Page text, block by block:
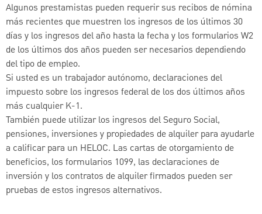
Algunos prestamistas pueden requerir sus recibos de nómina
más recientes que muestren los ingresos de los últimos 30
días y los ingresos del año hasta la fecha y los formularios W2
de los últimos dos años pueden ser necesarios dependiendo
del tipo de empleo.
Si usted es un trabajador autónomo, declaraciones del
impuesto sobre los ingresos federal de los dos últimos años
más cualquier K-1.
También puede utilizar los ingresos del Seguro Social,
pensiones, inversiones y propiedades de alquiler para ayudarle
a calificar para un HELOC. Las cartas de otorgamiento de
beneficios, los formularios 1099, las declaraciones de
inversión y los contratos de alquiler firmados pueden ser
pruebas de estos ingresos alternativos.